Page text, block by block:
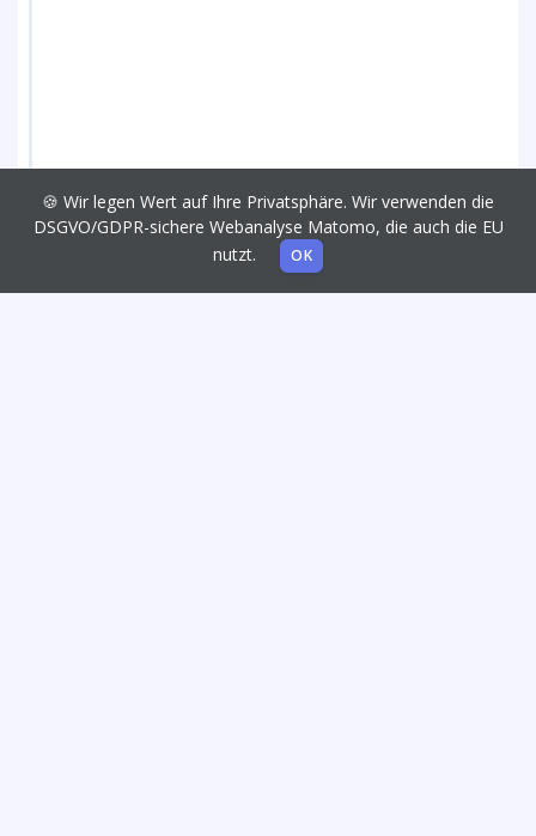
🍪 Wir legen Wert auf Ihre Privatsphäre. Wir verwenden die
DSGVO/GDPR-sichere Webanalyse Matomo, die auch die EU
nutzt.
OK